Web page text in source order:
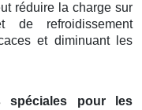
réduire la charge sur
de refroidissement
et diminuant les
spéciales pour les